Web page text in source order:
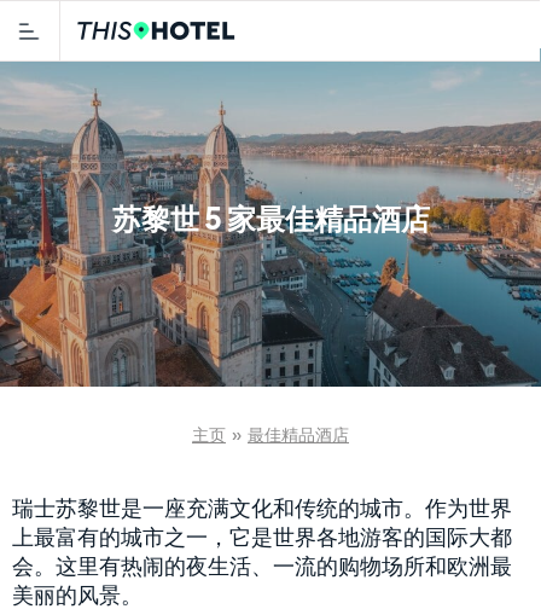
苏黎世 5 家最佳精品酒店
主页 » 最佳精品酒店
瑞士苏黎世是一座充满文化和传统的城市。作为世界
上最富有的城市之一，它是世界各地游客的国际大都
会。这里有热闹的夜生活、一流的购物场所和欧洲最
美丽的风景。